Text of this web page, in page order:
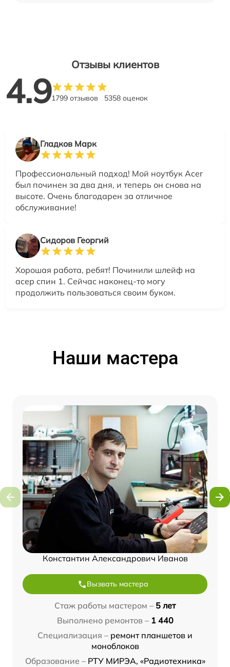
Отзывы клиентов
4.91799 отзывов 5358 оценок
Гладков Марк
Профессиональный подход! Мой ноутбук Acer
был починен за два дня, и теперь он снова на
высоте. Очень благодарен за отличное
обслуживание!
Сидоров Георгий
Хорошая работа, ребят! Починили шлейф на
асер спин 1. Сейчас наконец-то могу
продолжить пользоваться своим буком.
Наши мастера
Константин Александрович Иванов
Вызвать мастера
Стаж работы мастером – 5 лет
Выполнено ремонтов – 1 440
Специализация – ремонт планшетов и
моноблоков
Образование – РТУ МИРЭА, «Радиотехника»